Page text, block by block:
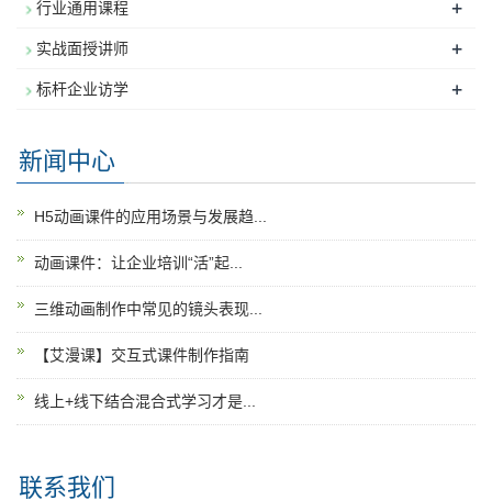
行业通用课程 +
实战面授讲师 +
标杆企业访学 +
新闻中心
H5动画课件的应用场景与发展趋...
动画课件：让企业培训“活”起...
三维动画制作中常见的镜头表现...
【艾漫课】交互式课件制作指南
线上+线下结合混合式学习才是...
联系我们